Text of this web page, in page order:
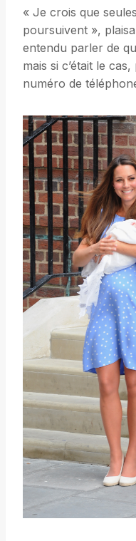
« Je crois que
poursuivent »,
entendu parler de
mais si c’était le
numéro de